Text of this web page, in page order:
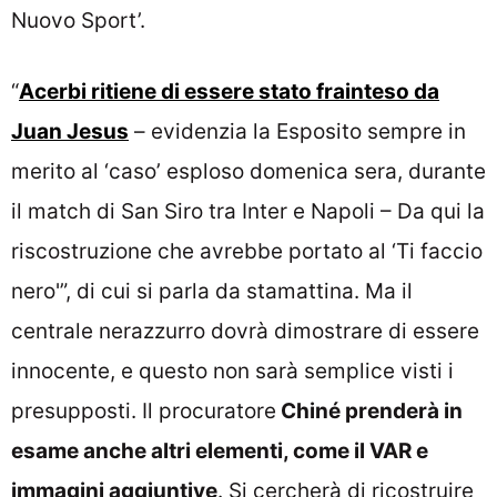
Nuovo Sport’.
“Acerbi ritiene di essere stato frainteso da
Juan Jesus – evidenzia la Esposito sempre in
merito al ‘caso’ esploso domenica sera, durante
il match di San Siro tra Inter e Napoli – Da qui la
riscostruzione che avrebbe portato al ‘Ti faccio
nero'”, di cui si parla da stamattina. Ma il
centrale nerazzurro dovrà dimostrare di essere
innocente, e questo non sarà semplice visti i
presupposti. Il procuratore Chiné prenderà in
esame anche altri elementi, come il VAR e
immagini aggiuntive. Si cercherà di ricostruire